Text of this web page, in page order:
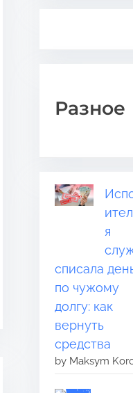
Разное
я
списала
по чужому
долгу: как
вернуть
средства
by Maksym